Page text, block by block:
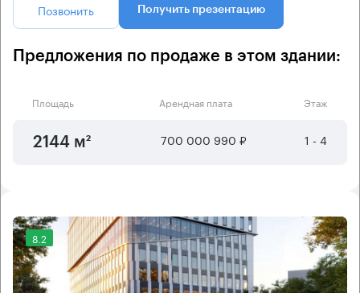
Позвонить Получить презентацию
Предложения по продаже в этом здании:
Площадь Арендная плата Этаж
2144 м² 700 000 990 ₽ 1 - 4
8.2